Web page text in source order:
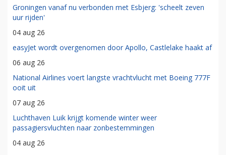
Groningen vanaf nu verbonden met Esbjerg: 'scheelt zeven
uur rijden'
04 aug 26
easyJet wordt overgenomen door Apollo, Castlelake haakt af
06 aug 26
National Airlines voert langste vrachtvlucht met Boeing 777F
ooit uit
07 aug 26
Luchthaven Luik krijgt komende winter weer
passagiersvluchten naar zonbestemmingen
04 aug 26